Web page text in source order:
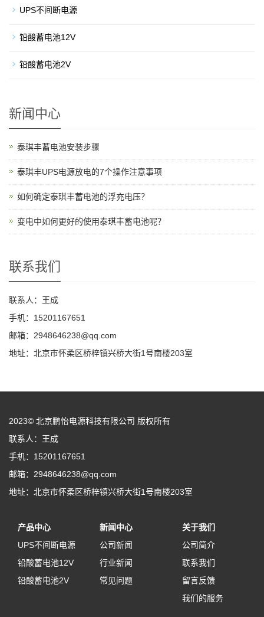
UPS不间断电源
铅酸蓄电池12V
铅酸蓄电池2V
新闻中心
泰琪丰蓄电池安装步骤
泰琪丰UPS电源放电的7个操作注意事项
如何确定泰琪丰蓄电池的浮充电压？
变电中如何更好的使用泰琪丰蓄电池呢？
联系我们
联系人：王成
手机：15201167651
邮箱：2948646238@qq.com
地址：北京市怀柔区桥梓镇兴桥大街1号南楼203室
2023© 北京鹏怡电源科技有限公司 版权所有
联系人：王成
手机：15201167651
邮箱：2948646238@qq.com
地址：北京市怀柔区桥梓镇兴桥大街1号南楼203室
产品中心
UPS不间断电源
铅酸蓄电池12V
铅酸蓄电池2V
新闻中心
公司新闻
行业新闻
常见问题
关于我们
公司简介
联系我们
留言反馈
我们的服务